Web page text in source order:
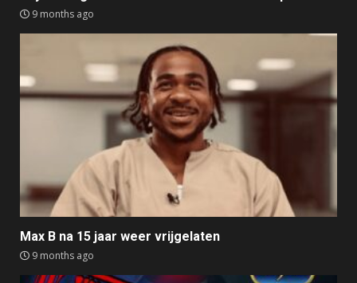
9 months ago
Max B na 15 jaar weer vrijgelaten
9 months ago